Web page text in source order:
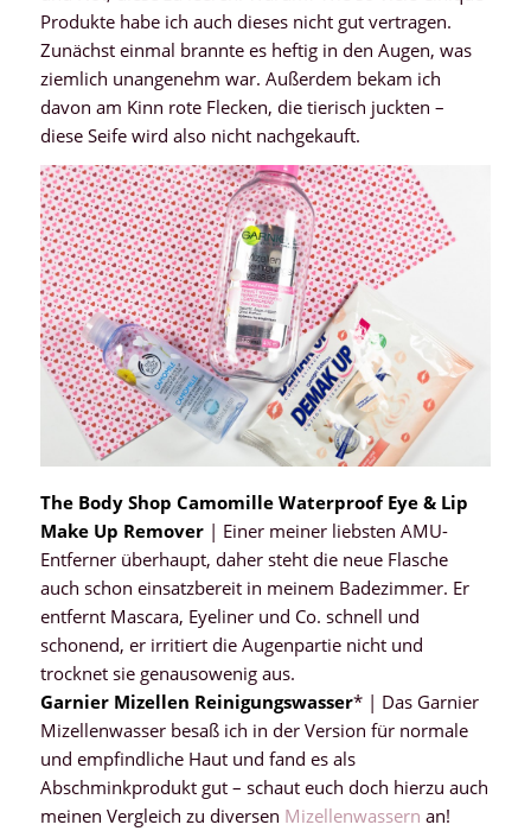
Produkte habe ich auch dieses nicht gut vertragen.
Zunächst einmal brannte es heftig in den Augen, was
ziemlich unangenehm war. Außerdem bekam ich
davon am Kinn rote Flecken, die tierisch juckten –
diese Seife wird also nicht nachgekauft.
The Body Shop Camomille Waterproof Eye & Lip
Make Up Remover| Einer meiner liebsten AMU-
Entferner überhaupt, daher steht die neue Flasche
auch schon einsatzbereit in meinem Badezimmer. Er
entfernt Mascara, Eyeliner und Co. schnell und
schonend, er irritiert die Augenpartie nicht und
trocknet sie genausowenig aus.
Garnier Mizellen Reinigungswasser* | Das Garnier
Mizellenwasser besaß ich in der Version für normale
und empfindliche Haut und fand es als
Abschminkprodukt gut – schaut euch doch hierzu auch
meinen Vergleich zu diversen Mizellenwassern an!